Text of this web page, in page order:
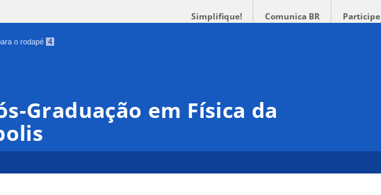
Simplifique! Comunica BR Participe
o rodapé 4
Graduação em Física da